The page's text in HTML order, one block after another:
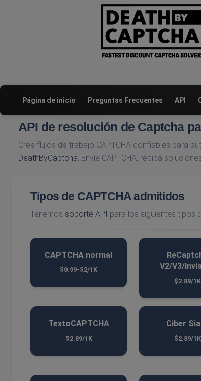
Página de inicio Preguntas Frecuentes API
API de resolución de Captcha
Cree flujos de trabajo CAPTCHA confiables para
DeathByCaptcha. Envíe CAPTCHA, reciba
Tipos de CAPTCHA admitidos
Tenemos soporte API para los siguientes tipos
CAPTCHA normal
$0.99-$2/1K
V2/V3/
$2.89/1K
TextoCAPTCHA
$2.89/1K
Ciber
$2.89/1K